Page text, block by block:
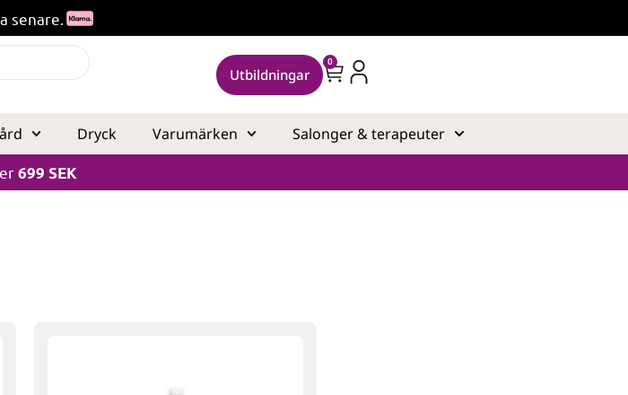
senare.
Utbildningar
0
Dryck Varumärken Salonger & terapeuter
699 SEK